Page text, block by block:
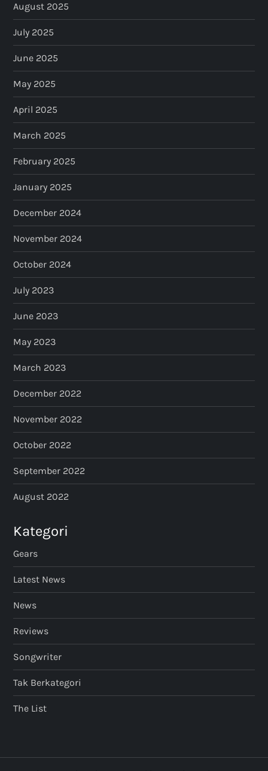
August 2025
July 2025
June 2025
May 2025
April 2025
March 2025
February 2025
January 2025
December 2024
November 2024
October 2024
July 2023
June 2023
May 2023
March 2023
December 2022
November 2022
October 2022
September 2022
August 2022
Kategori
Gears
Latest News
News
Reviews
Songwriter
Tak Berkategori
The List